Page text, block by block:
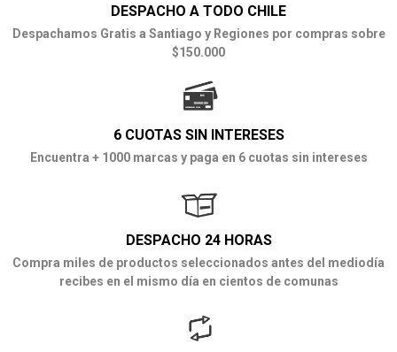
DESPACHO A TODO CHILE
Despachamos Gratis a Santiago y Regiones por compras sobre
$150.000
6 CUOTAS SIN INTERESES
Encuentra + 1000 marcas y paga en 6 cuotas sin intereses
DESPACHO 24 HORAS
Compra miles de productos seleccionados antes del mediodía
recibes en el mismo día en cientos de comunas